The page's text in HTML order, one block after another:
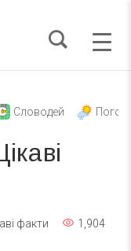
Словодей
факти 1,904